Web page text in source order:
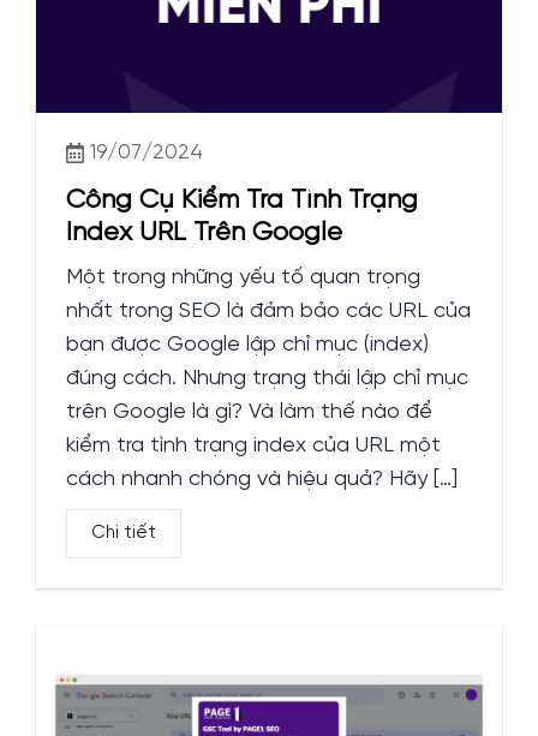
19/07/2024
Công Cụ Kiểm Tra Tình Trạng
Index URL Trên Google
Một trong những yếu tố quan trọng
nhất trong SEO là đảm bảo các URL của
bạn được Google lập chỉ mục (index)
đúng cách. Nhưng trạng thái lập chỉ mục
trên Google là gì? Và làm thế nào để
kiểm tra tình trạng index của URL một
cách nhanh chóng và hiệu quả? Hãy […]
Chi tiết